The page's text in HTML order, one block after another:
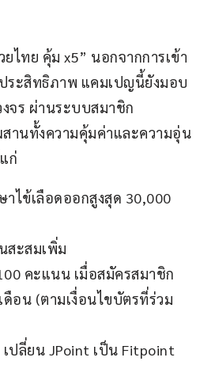
ไทย คุ้ม x5” นอกจากการเข้า
ระสิทธิภาพ แคมเปญนี้ยังมอบ
จร ผ่านระบบสมาชิก
านทั้งความคุ้มค่าและความอุ่น
ก่
ไข้เลือดออกสูงสุด 30,000
สะสมเพิ่ม
คะแนน เมื่อสมัครสมาชิก
ดือน (ตามเงื่อนไขบัตรที่ร่วม
ปลี่ยน JPoint เป็น Fitpoint